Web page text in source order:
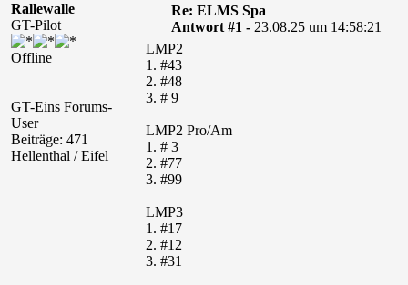
Rallewalle
GT-Pilot
Offline
GT-Eins Forums-
User
Beiträge: 471
Hellenthal / Eifel
Re: ELMS Spa
Antwort #1 - 23.08.25 um 14:58:21
LMP2
1. #43
2. #48
3. # 9
LMP2 Pro/Am
1. # 3
2. #77
3. #99
LMP3
1. #17
2. #12
3. #31